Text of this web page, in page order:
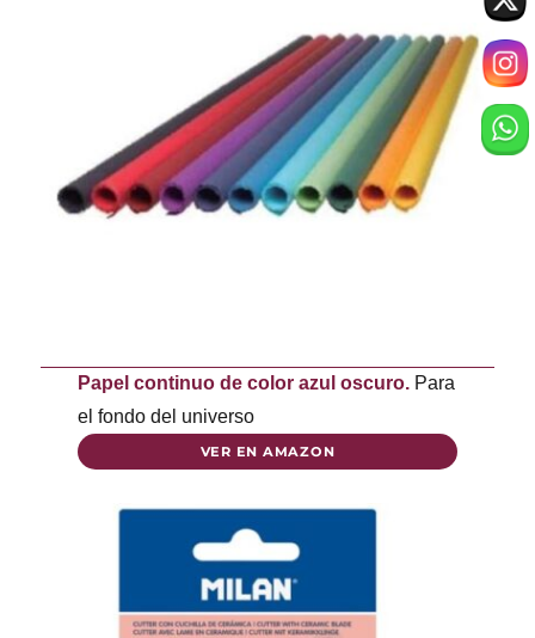
Papel continuode color azul oscuro. Para
el fondo del universo
VER EN AMAZON